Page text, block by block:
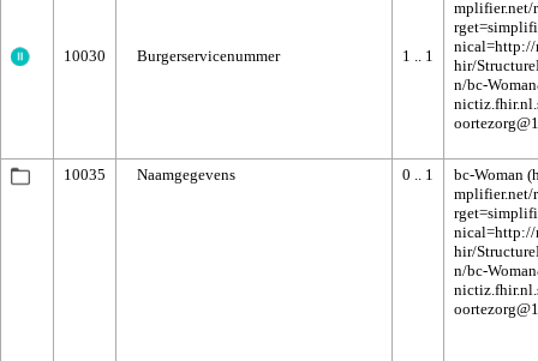
10030 Burgerservicenummer 1 .. 1
10035 Naamgegevens 0 .. 1 bc-Woman